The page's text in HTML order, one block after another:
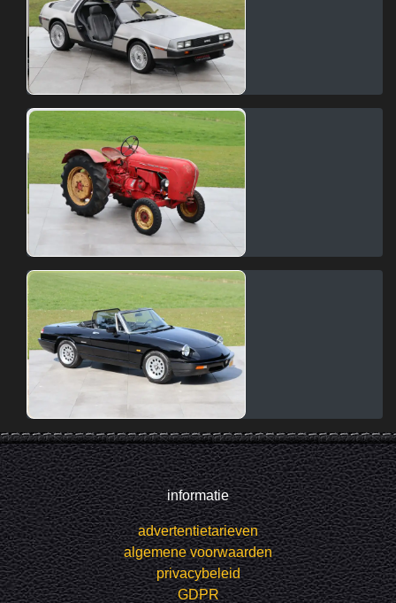
informatie
advertentietarieven
algemene voorwaarden
privacybeleid
GDPR